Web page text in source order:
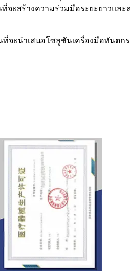
จะสร้างความร่วมมือระยะยาวและ
จะนำเสนอโซลูชันเครื่องมือทันตก